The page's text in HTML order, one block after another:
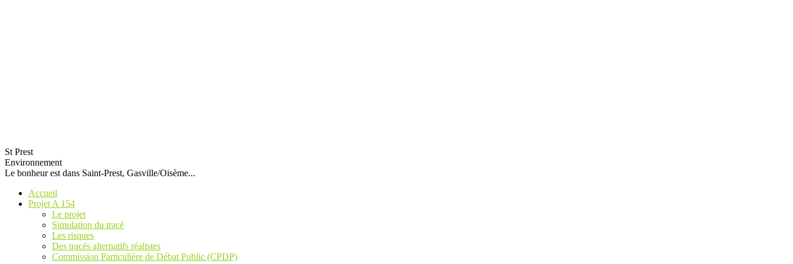
St Prest
Environnement
Le bonheur est dans Saint-Prest, Gasville/Oisème...
Accueil
Projet A 154
Le projet
Simulation du tracé
Les risques
Des tracés alternatifs réalistes
Commission Particulière de Débat Public (CPDP)